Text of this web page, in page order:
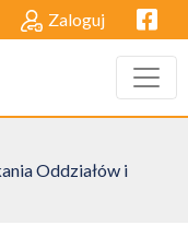
Zaloguj
Oddziałów i